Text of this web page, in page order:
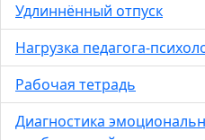
Удлиннённый отпуск
Нагрузка педагога-
Рабочая тетрадь
Диагностика